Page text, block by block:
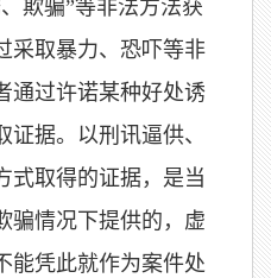
欺骗”等非法方法获
采取暴力、恐吓等非
通过许诺某种好处诱
据。以刑讯逼供、
式取得的证据，是当
骗情况下提供的，虚
能凭此就作为案件处